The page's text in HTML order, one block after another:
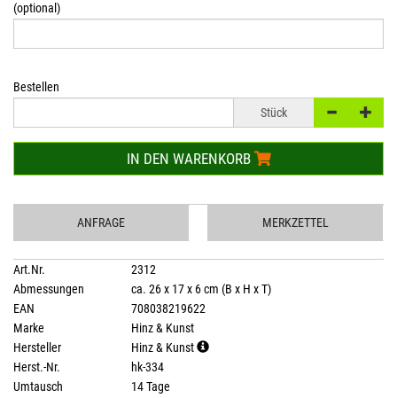
(optional)
Bestellen
Stück
IN DEN WARENKORB
ANFRAGE MERKZETTEL
Art.Nr.
2312
Abmessungen
ca. 26 x 17 x 6 cm (B x H x T)
EAN
708038219622
Marke
Hinz & Kunst
Hersteller
Hinz & Kunst
Herst.-Nr.
hk-334
Umtausch
14 Tage